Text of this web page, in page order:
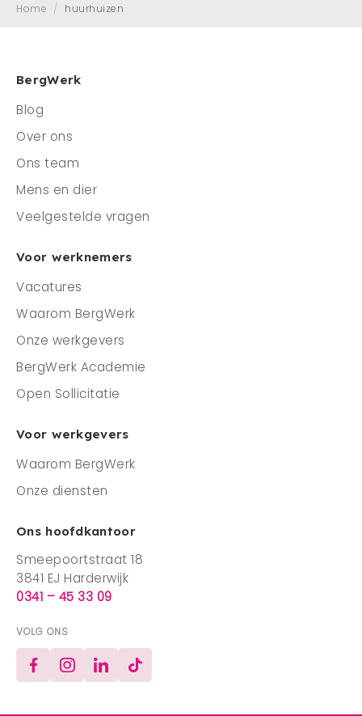
Mens en dier
CONTACT
0341 - 45 33 09
info@bergwerk.nu
Home / huurhuizen
BergWerk
Blog
Over ons
Ons team
Mens en dier
Veelgestelde vragen
Voor werknemers
Vacatures
Waarom BergWerk
Onze werkgevers
BergWerk Academie
Open Sollicitatie
Voor werkgevers
Waarom BergWerk
Onze diensten
Ons hoofdkantoor
Smeepoortstraat 18
3841 EJ Harderwijk
0341 – 45 33 09
VOLG ONS
FacebookInstagram
LinkedInTikTok